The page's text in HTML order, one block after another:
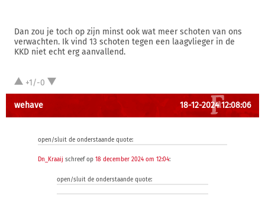
Dan zou je toch op zijn minst ook wat meer schoten van ons
verwachten. Ik vind 13 schoten tegen een laagvlieger in de
KKD niet echt erg aanvallend.
+1/-0
wehave 18-12-2024 12:08:06
open/sluit de onderstaande quote:
Dn_Kraaij schreef op 18 december 2024 om 12:04:
open/sluit de onderstaande quote: